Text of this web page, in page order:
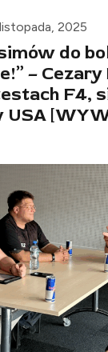
2025
do
– Cezary
F4,
USA